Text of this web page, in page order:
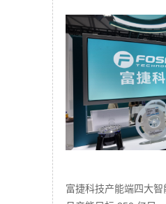
富捷科技产能端四大